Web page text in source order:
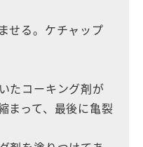
せる。ケチャップ
たコーキング剤が
まって、最後に亀裂